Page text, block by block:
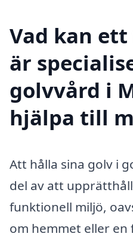
Vad kan
är
golvvård i
hjälpa till
Att hålla sina golv i
del av att
funktionell miljö,
om hemmet eller